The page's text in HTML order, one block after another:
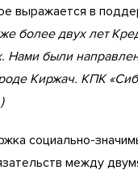
выражается в
более двух лет
Нами были
Киржач. КПК
социально-
между